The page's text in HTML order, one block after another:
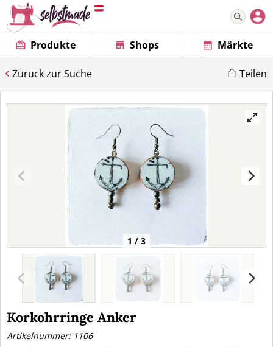
Produkte Shops Märkte
Zurück zur Suche Teilen
1 / 3
Korkohrringe Anker
Artikelnummer: 1106